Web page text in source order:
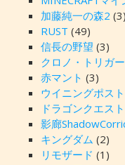
加藤純一の森2 (3)
RUST (49)
信長の野望 (3)
クロノ・トリガー
赤マント (3)
ウイニングポスト
ドラゴンクエス
影廊
キングダム (2)
リモザード (1)